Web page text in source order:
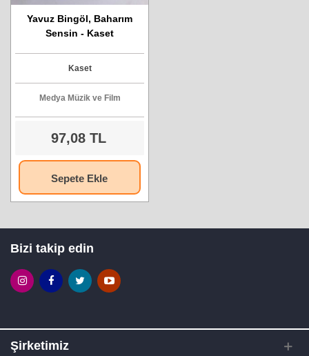
Yavuz Bingöl, Baharım
Sensin - Kaset
Kaset
Medya Müzik ve Film
97,08 TL
Sepete Ekle
Bizi takip edin
Şirketimiz